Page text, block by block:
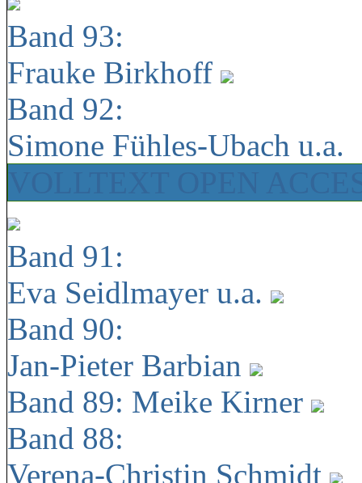
Band 93:
Frauke Birkhoff
Band 92:
Simone Fühles-Ubach u.a.
Band 91:
Eva Seidlmayer u.a.
Band 90:
Jan-Pieter Barbian
Band 89: Meike Kirner
Band 88:
Verena-Christin Schmidt